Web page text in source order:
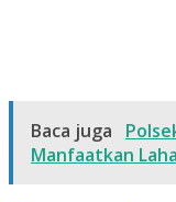
Baca juga
Manfaatkan